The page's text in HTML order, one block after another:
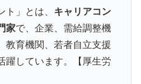
ト」とは、 キャリアコン
家で、企業、需給調整機
教育機関、若者自立支援
躍しています。【厚生労